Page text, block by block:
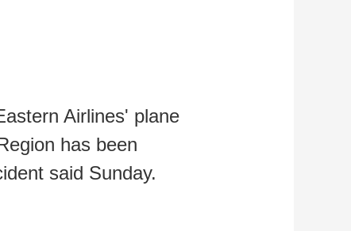
艺术 汽车 数智
尚 天气 才艺 网展
Airlines' plane
has been
said Sunday.